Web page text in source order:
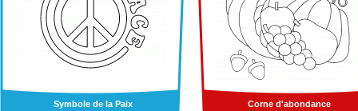
Symbole de la Paix Corne d'abondance